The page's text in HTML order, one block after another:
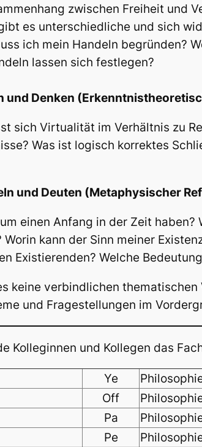
zwischen Freiheit und
es unterschiedliche und sich
ich mein Handeln begründen?
lassen sich festlegen?
und Denken
sich Virtualität im Verhältnis zu
Was ist logisch korrektes
und Deuten (Metaphysischer
einen Anfang in der Zeit
kann der Sinn meiner
Existierenden? Welche
keine verbindlichen
und Fragestellungen im
Kolleginnen und Kollegen das
Ye
Off
Pa
Pe